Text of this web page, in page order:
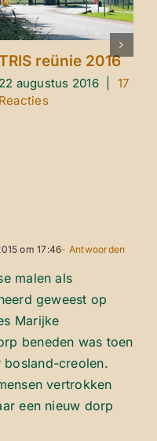
reünie 2016
22 augustus 2016
17
Reacties
om 17:46- Antwoorden
malen als
geweest op
Marijke
beneden was toen
creolen.
vertrokken
een nieuw dorp